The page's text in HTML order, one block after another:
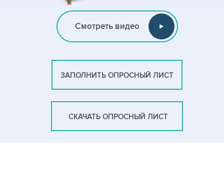
ЗАПОЛНИТЬ ОПРОСНЫЙ ЛИСТ
СКАЧАТЬ ОПРОСНЫЙ ЛИСТ
Смотреть видео